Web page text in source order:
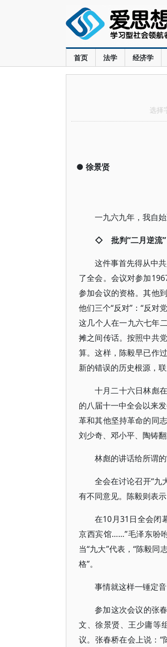
首页 法学 经济学
选择
● 徐景贤
一九六九年，我自
◇ 批判“二月逆流”
这件事首先得从中
了全会。会议对参加
参加会议的资格。其他
他们三个“反对”：“反对
这几个人在一九六七年
摊之间传话。按照中共
算。这样，陈毅早已作
新的错误的历史根源，
十月二十六日林彪
的八届十一中全会以来
革和其他坚持革命的同
刘少奇、邓小平、陶铸
林彪的讲话给所谓的
全会在讨论召开“九
有不同意见。陈毅则表
在10月31日全会闭
京西宾馆……”毛泽东吩
当“九大”代表，“陈毅
格”。
事情就这样一锤定音
参加这次会议的张
文、徐景贤、王少庸等
议。张春桥在会上说：“